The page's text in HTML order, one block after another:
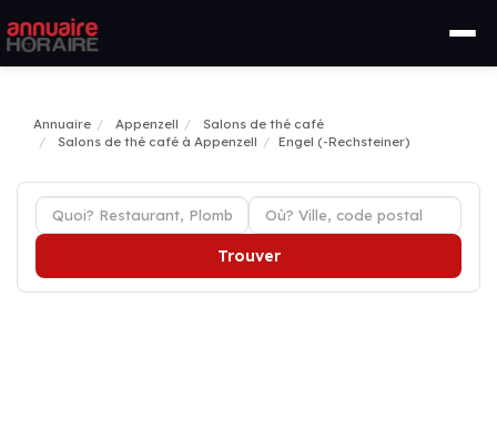
Annuaire Appenzell
Salons de thé café
Salons de thé café à Appenzell
Engel (-Rechsteiner)
Trouver